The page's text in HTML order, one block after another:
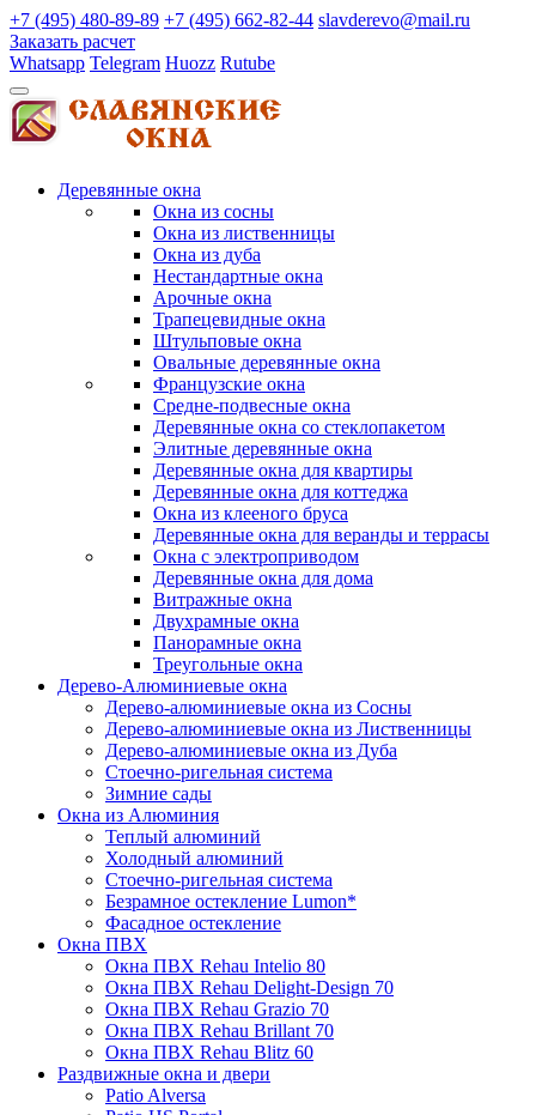
+7 (495) 480-89-89 +7 (495) 662-82-44 slavderevo@mail.ru
Заказать расчет
Whatsapp Telegram Huozz Rutube
Деревянные окна
Окна из сосны
Окна из лиственницы
Окна из дуба
Нестандартные окна
Арочные окна
Трапецевидные окна
Штульповые окна
Овальные деревянные окна
Французские окна
Средне-подвесные окна
Деревянные окна со стеклопакетом
Элитные деревянные окна
Деревянные окна для квартиры
Деревянные окна для коттеджа
Окна из клееного бруса
Деревянные окна для веранды и террасы
Окна с электроприводом
Деревянные окна для дома
Витражные окна
Двухрамные окна
Панорамные окна
Треугольные окна
Дерево-Алюминиевые окна
Дерево-алюминиевые окна из Сосны
Дерево-алюминиевые окна из Лиственницы
Дерево-алюминиевые окна из Дуба
Стоечно-ригельная система
Зимние сады
Окна из Алюминия
Теплый алюминий
Холодный алюминий
Стоечно-ригельная система
Безрамное остекление Lumon*
Фасадное остекление
Окна ПВХ
Окна ПВХ Rehau Intelio 80
Окна ПВХ Rehau Delight-Design 70
Окна ПВХ Rehau Grazio 70
Окна ПВХ Rehau Brillant 70
Окна ПВХ Rehau Blitz 60
Раздвижные окна и двери
Patio Alversa